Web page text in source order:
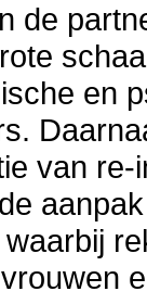
de
en
van